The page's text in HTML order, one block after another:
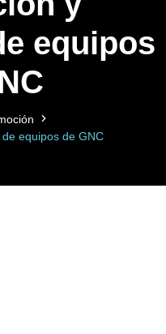
equipos
equipos de GNC